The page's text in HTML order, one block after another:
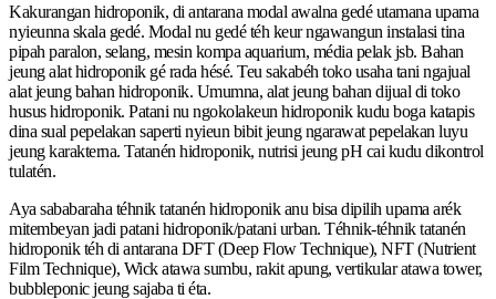
Kakurangan hidroponik, di antarana modal awalna gedé utamana upama
nyieunna skala gedé. Modal nu gedé téh keur ngawangun instalasi tina
pipah paralon, selang, mesin kompa aquarium, média pelak jsb. Bahan
jeung alat hidroponik gé rada hésé. Teu sakabéh toko usaha tani ngajual
alat jeung bahan hidroponik. Umumna, alat jeung bahan dijual di toko
husus hidroponik. Patani nu ngokolakeun hidroponik kudu boga katapis
dina sual pepelakan saperti nyieun bibit jeung ngarawat pepelakan luyu
jeung karakterna. Tatanén hidroponik, nutrisi jeung pH cai kudu dikontrol
tulatén.
Aya sababaraha téhnik tatanén hidroponik anu bisa dipilih upama arék
mitembeyan jadi patani hidroponik/patani urban. Téhnik-téhnik tatanén
hidroponik téh di antarana DFT (Deep Flow Technique), NFT (Nutrient
Film Technique), Wick atawa sumbu, rakit apung, vertikular atawa tower,
bubbleponic jeung sajaba ti éta.